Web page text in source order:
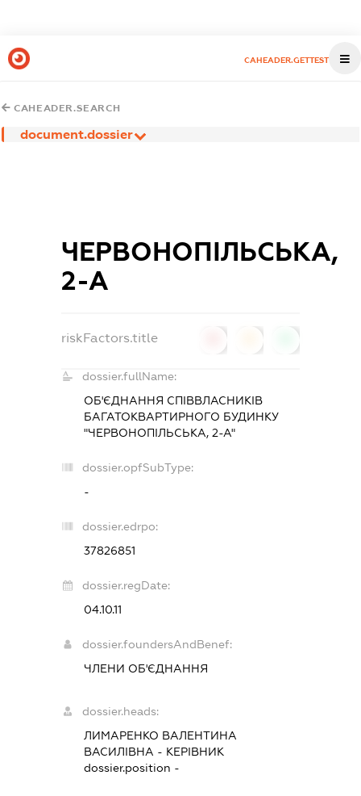
CAHEADER.GETTEST
CAHEADER.SEARCH
document.dossier
ЧЕРВОНОПІЛЬСЬКА,
2-А
riskFactors.title
dossier.fullName:
ОБ'ЄДНАННЯ СПІВВЛАСНИКІВ
БАГАТОКВАРТИРНОГО БУДИНКУ
"ЧЕРВОНОПІЛЬСЬКА, 2-А"
dossier.opfSubType:
-
dossier.edrpo:
37826851
dossier.regDate:
04.10.11
dossier.foundersAndBenef:
ЧЛЕНИ ОБ'ЄДНАННЯ
dossier.heads:
ЛИМАРЕНКО ВАЛЕНТИНА
ВАСИЛІВНА - КЕРІВНИК
dossier.position -